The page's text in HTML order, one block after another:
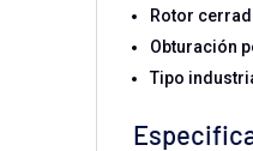
Rotor
Obturación
Tipo